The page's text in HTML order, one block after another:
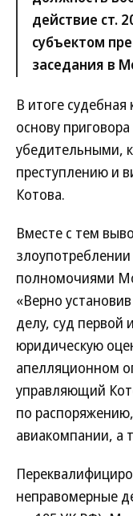
действие ст.
субъектом
заседания в
В итоге
основу
убедительными,
преступлению и
Котова.
Вместе с тем
полномочиями
«Верно
делу, суд первой
юридическую
апелляционном
управляющий
по
авиакомпании, а
неправомерные